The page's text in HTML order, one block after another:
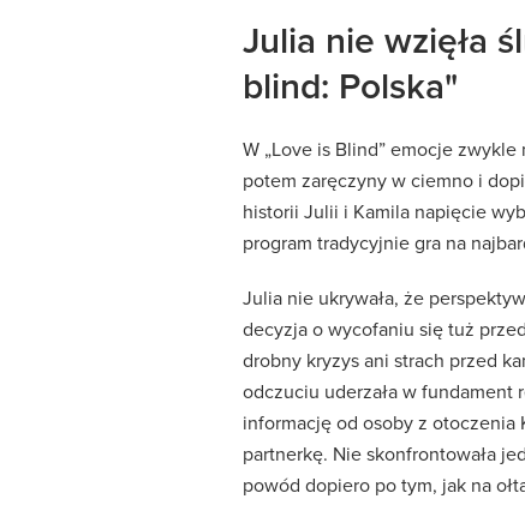
Julia nie wzięła
blind: Polska"
W „Love is Blind” emocje
potem zaręczyny w ciemno i
historii Julii i Kamila napięcie
program tradycyjnie gra na
Julia nie ukrywała, że
decyzja o wycofaniu się tuż
drobny kryzys ani strach przed
odczuciu uderzała w fundament
informację od osoby z otoczenia
partnerkę. Nie skonfrontowała
powód dopiero po tym, jak na